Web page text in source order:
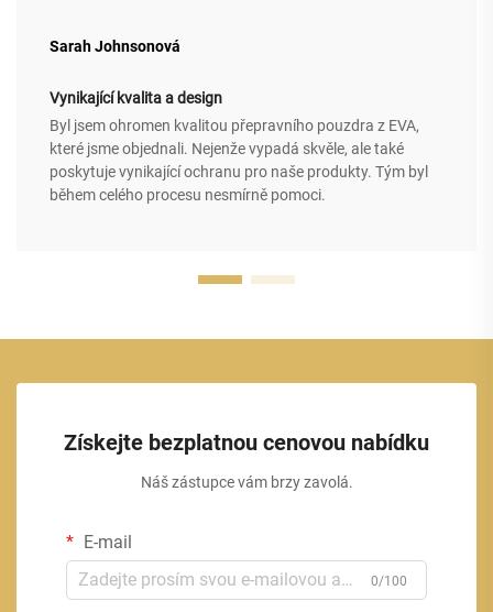
Sarah Johnsonová
Vynikající kvalita a design
Byl jsem ohromen kvalitou přepravního pouzdra z EVA,
které jsme objednali. Nejenže vypadá skvěle, ale také
poskytuje vynikající ochranu pro naše produkty. Tým byl
během celého procesu nesmírně pomoci.
Získejte bezplatnou cenovou nabídku
Náš zástupce vám brzy zavolá.
E-mail
0/100